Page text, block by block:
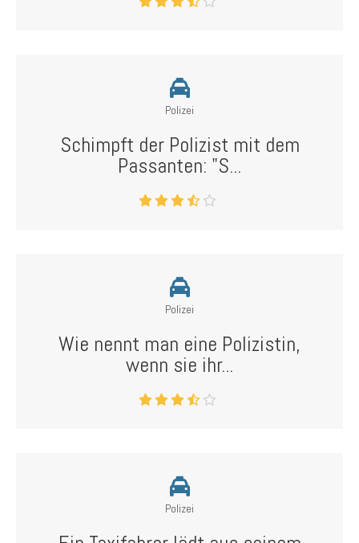
Polizei
Schimpft der Polizist mit dem
Passanten: "S...
Polizei
Wie nennt man eine Polizistin,
wenn sie ihr...
Polizei